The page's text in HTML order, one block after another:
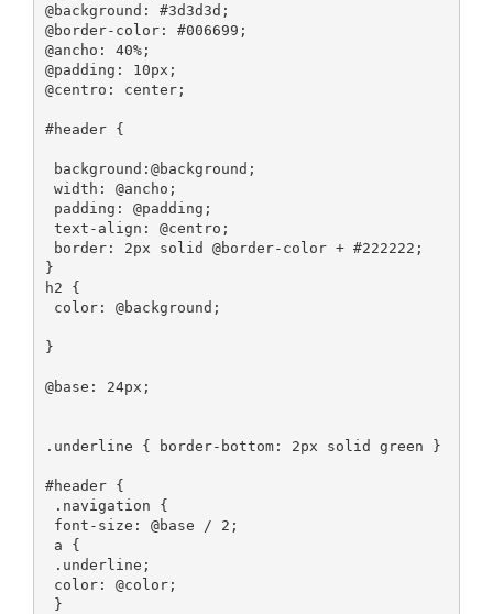
@background: #3d3d3d;
@border-color: #006699;
@ancho: 40%;
@padding: 10px;
@centro: center;
#header {
background:@background;
width: @ancho;
padding: @padding;
text-align: @centro;
border: 2px solid @border-color + #222222;
}
h2 {
color: @background;
}
@base: 24px;
.underline { border-bottom: 2px solid green }
#header {
.navigation {
font-size: @base / 2;
a {
.underline;
color: @color;
}